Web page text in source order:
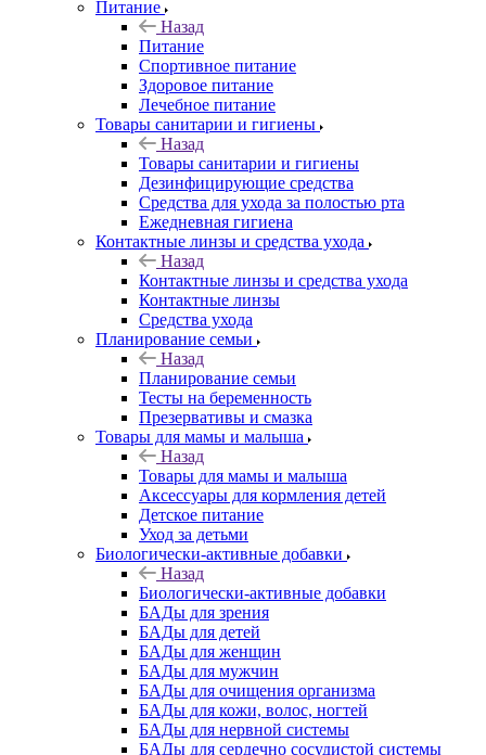
Питание
Назад
Питание
Спортивное питание
Здоровое питание
Лечебное питание
Товары санитарии и гигиены
Назад
Товары санитарии и гигиены
Дезинфицирующие средства
Средства для ухода за полостью рта
Ежедневная гигиена
Контактные линзы и средства ухода
Назад
Контактные линзы и средства ухода
Контактные линзы
Средства ухода
Планирование семьи
Назад
Планирование семьи
Тесты на беременность
Презервативы и смазка
Товары для мамы и малыша
Назад
Товары для мамы и малыша
Аксессуары для кормления детей
Детское питание
Уход за детьми
Биологически-активные добавки
Назад
Биологически-активные добавки
БАДы для зрения
БАДы для детей
БАДы для женщин
БАДы для мужчин
БАДы для очищения организма
БАДы для кожи, волос, ногтей
БАДы для нервной системы
БАДы для сердечно сосудистой системы